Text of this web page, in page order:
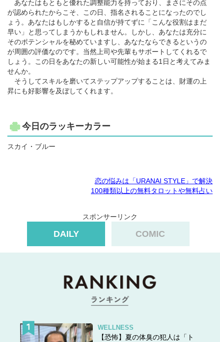
あなたはもともと優れた調整能力を持っており、まさにその点
が認められたからこそ、この日、指名されることになったのでし
ょう。あなたはもしかすると自信が持てずに「こんな役割はまだ
早い」と思ってしまうかもしれません。しかし、あなたは充分に
そのポテンシャルを秘めていますし、あなたならできるというの
が周囲の評価なのです。当然上司や先輩もサポートしてくれるで
しょう。この日をあなたの新しい可能性が始まる1日と考えてみま
せんか。
そうしてスキルを磨いてステップアップすることは、財運の上
昇にも好影響を及ぼしてくれます。
今日のラッキーカラー
スカイ・ブルー
恋の悩みは「URANAI STYLE」で解決
100種類以上の無料タロットや無料占い
スポンサーリンク
DAILY COMIC
WELLNESS
【恐怖】夏の体臭の犯人は「ト